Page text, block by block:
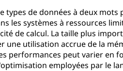
types de données à deux
les systèmes à ressources
de calcul. La taille plus
une utilisation accrue de la
performances peut varier en
employées par le